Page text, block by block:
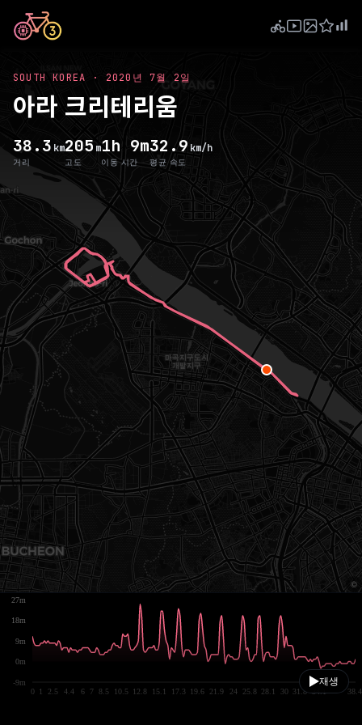
SOUTH KOREA · 2020년 7월 2일
아라 크리테리움
38.3 km
거리
205 m
고도
1h 9m
이동 시간
32.9 km/h
평균 속도
재생
0 1 2.5 4.4 6 7 8.5 10.5 12.8 15.1 17.3 19.6 21.9 24 25.8 28.1 30 31.8 34.1 38.4
-9m
0m
9m
18m
27m